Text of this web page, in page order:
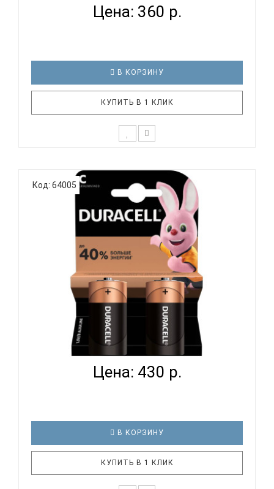
Цена: 360 р.
В КОРЗИНУ
КУПИТЬ В 1 КЛИК
батареек: КронаТип батарейки:
АлкалиноваяДополнительная ИнформацияСтрана
происхождения: КитайKodak Max Батарея 6LR61
BL1..
Код: 64005
DURACELL LR14 2BL УП 2 ШТ - БАТАРЕЙКА ТИП C...
Цена: 430 р.
В КОРЗИНУ
КУПИТЬ В 1 КЛИК